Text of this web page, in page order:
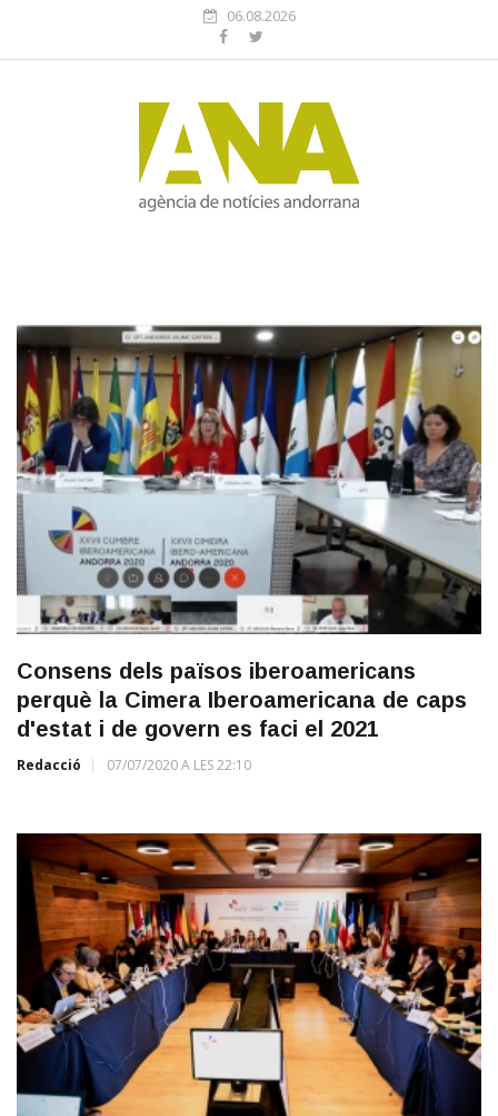
06.08.2026
Consens dels països iberoamericans
perquè la Cimera Iberoamericana de caps
d'estat i de govern es faci el 2021
Redacció 07/07/2020 A LES 22:10